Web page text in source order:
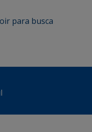
ir para busca